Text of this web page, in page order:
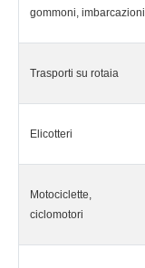
gommoni, imbarcazioni
Trasporti su rotaia
Elicotteri
Motociclette,
ciclomotori